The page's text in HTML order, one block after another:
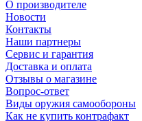
О производителе
Новости
Контакты
Наши партнеры
Сервис и гарантия
Доставка и оплата
Отзывы о магазине
Вопрос-ответ
Виды оружия самообороны
Как не купить контрафакт